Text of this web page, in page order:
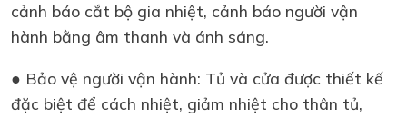
cảnh báo cắt bộ gia nhiệt, cảnh báo người vận
hành bằng âm thanh và ánh sáng.
● Bảo vệ người vận hành: Tủ và cửa được thiết kế
đặc biệt để cách nhiệt, giảm nhiệt cho thân tủ,